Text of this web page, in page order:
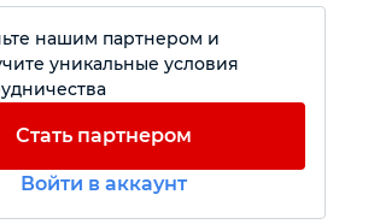
нашим партнером и
уникальные условия
Стать партнером
Войти в аккаунт